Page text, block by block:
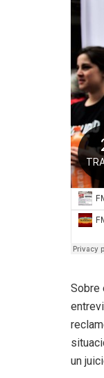
Sobre
un